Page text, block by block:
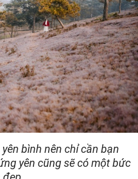
bình nên chỉ cần bạn
yên cũng sẽ có một bức